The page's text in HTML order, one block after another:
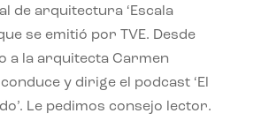
de arquitectura ‘Escala
se emitió por TVE. Desde
a la arquitecta Carmen
y dirige el podcast ‘El
Le pedimos consejo lector.